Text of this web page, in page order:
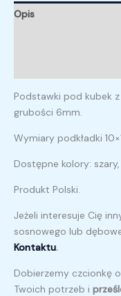
Opis
Podstawki pod kubek
grubości 6mm.
Wymiary podkładki
Dostępne kolory:
Produkt Polski.
Jeżeli interesuje Cię
sosnowego lub
Kontaktu.
Dobierzemy czcionkę
Twoich potrzeb i